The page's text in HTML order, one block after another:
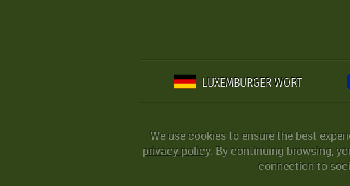
LUXEMBURGER WORT
We use cookies to ensure the best
privacy policy. By continuing browsing,
connection to